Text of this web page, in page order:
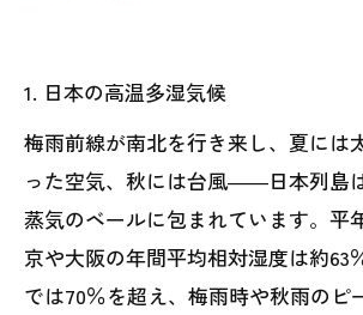
1. 日本の高温多湿気候
梅雨前線が南北を行き来し、夏には
った空気、秋には台風――日本列島
蒸気のベールに包まれています。平
京や大阪の年間平均相対湿度は約63
では70％を超え、梅雨時や秋雨のピ